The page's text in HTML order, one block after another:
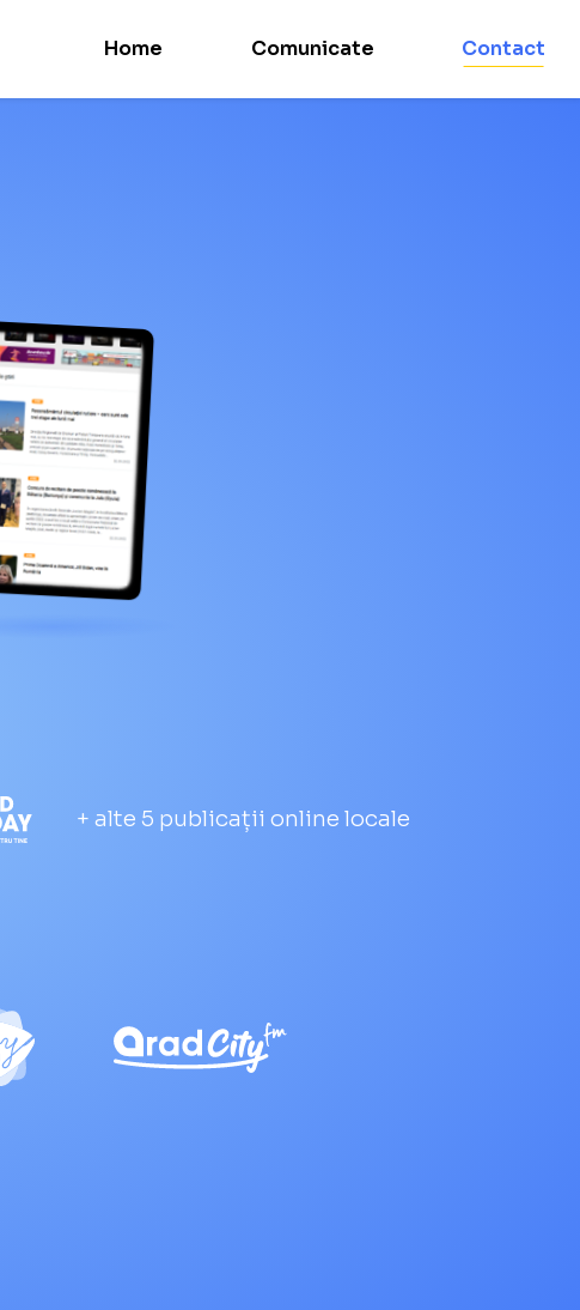
Home Comunicate Contact
+ alte 5 publicații online locale